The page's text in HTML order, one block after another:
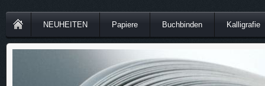
NEUHEITEN Papiere Buchbinden Kalligrafie